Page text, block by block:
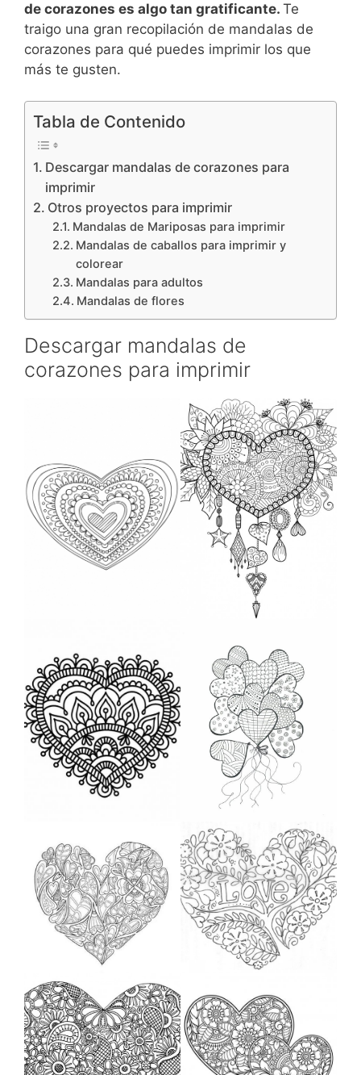
de corazones es algo tan gratificante. Te
traigo una gran recopilación de mandalas de
corazones para qué puedes imprimir los que
más te gusten.
Tabla de Contenido
Descargar mandalas de corazones para
imprimir
Otros proyectos para imprimir
Mandalas de Mariposas para imprimir
Mandalas de caballos para imprimir y
colorear
Mandalas para adultos
Mandalas de flores
Descargar mandalas de
corazones para imprimir